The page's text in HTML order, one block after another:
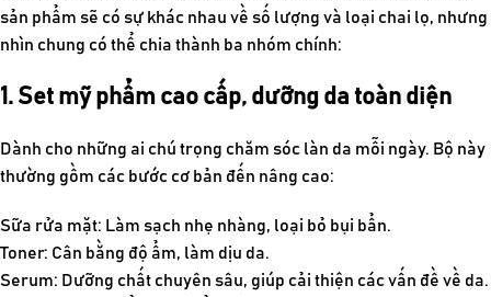
sản phẩm sẽ có sự khác nhau về số lượng và loại chai lọ, nhưng
nhìn chung có thể chia thành ba nhóm chính:
1. Set mỹ phẩm cao cấp, dưỡng da toàn diện
Dành cho những ai chú trọng chăm sóc làn da mỗi ngày. Bộ này
thường gồm các bước cơ bản đến nâng cao:
Sữa rửa mặt: Làm sạch nhẹ nhàng, loại bỏ bụi bẩn.
Toner: Cân bằng độ ẩm, làm dịu da.
Serum: Dưỡng chất chuyên sâu, giúp cải thiện các vấn đề về da.